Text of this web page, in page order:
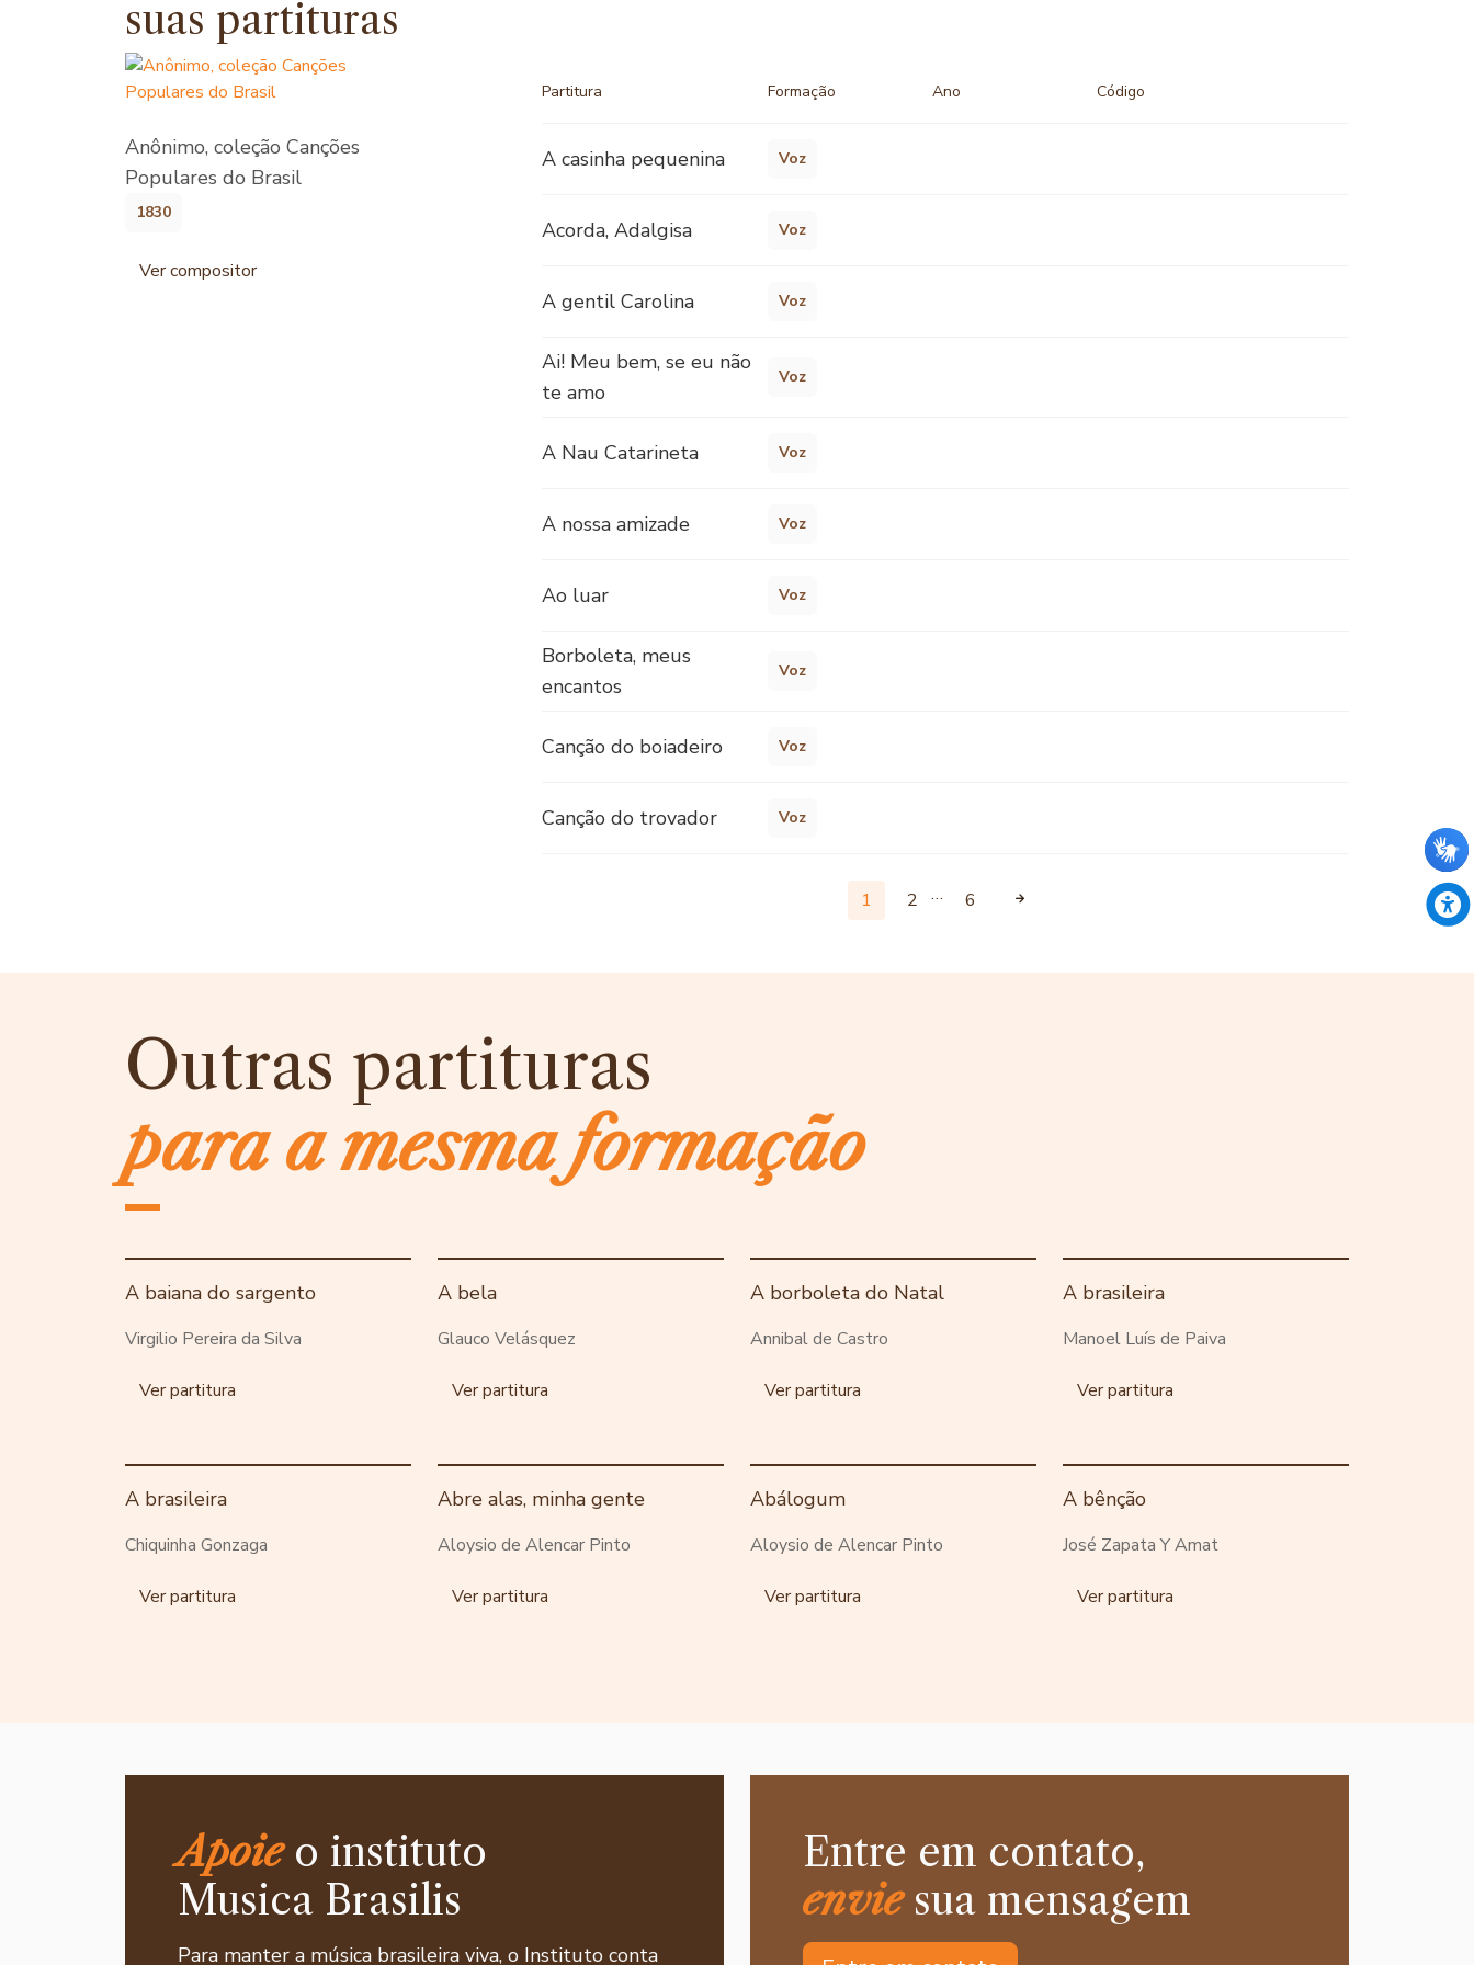
suas partituras
Anônimo, coleção Canções
Populares do Brasil
1830
Ver compositor
Partitura Formação Ano Código
A casinha pequenina Voz
Acorda, Adalgisa Voz
A gentil Carolina Voz
Ai! Meu bem, se eu não
te amo
Voz
A Nau Catarineta Voz
A nossa amizade Voz
Ao luar Voz
Borboleta, meus
encantos
Voz
Canção do boiadeiro Voz
Canção do trovador Voz
1 2 … 6
Outras partituras
para a mesma formação
A baiana do sargento
Virgilio Pereira da Silva
Ver partitura
A bela
Glauco Velásquez
Ver partitura
A borboleta do Natal
Annibal de Castro
Ver partitura
A brasileira
Manoel Luís de Paiva
Ver partitura
A brasileira
Chiquinha Gonzaga
Ver partitura
Abre alas, minha gente
Aloysio de Alencar Pinto
Ver partitura
Abálogum
Aloysio de Alencar Pinto
Ver partitura
A bênção
José Zapata Y Amat
Ver partitura
Apoieo instituto
Musica Brasilis
Para manter a música brasileira viva, o Instituto conta
Entre em contato,
enviesua mensagem